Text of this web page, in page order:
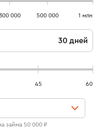
000 500 000 1 млн
45 60
займа 50 000 ₽